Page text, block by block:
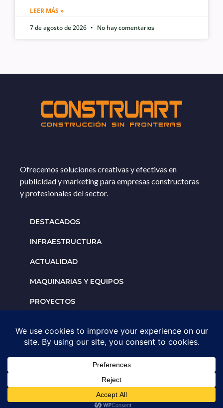
LEER MÁS »
7 de agosto de 2026
No hay comentarios
Ofrecemos soluciones creativas y efectivas en
publicidad y marketing para empresas constructoras
y profesionales del sector.
DESTACADOS
INFRAESTRUCTURA
ACTUALIDAD
MAQUINARIAS Y EQUIPOS
PROYECTOS
Solicita un espacio para
tu negocio